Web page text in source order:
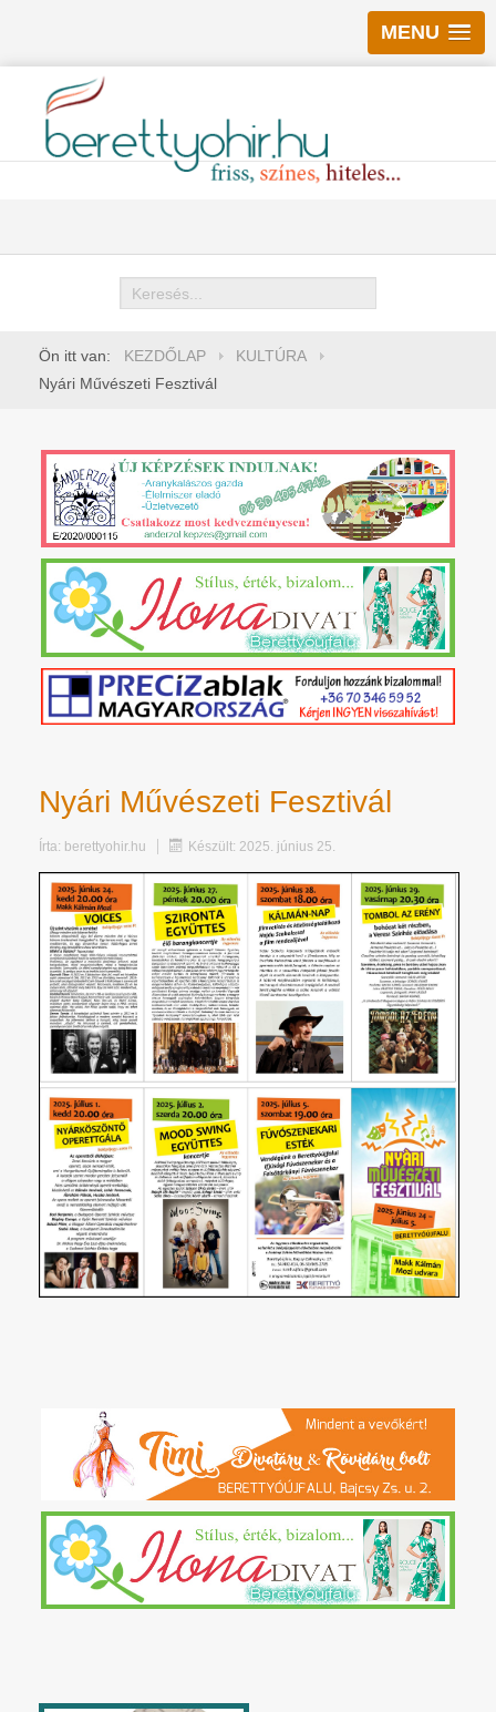
MENU
Keresés
Ön itt van: KEZDŐLAP
KULTÚRA
Nyári Művészeti Fesztivál
Nyári Művészeti Fesztivál
Írta: berettyohir.hu Készült: 2025. június 25.